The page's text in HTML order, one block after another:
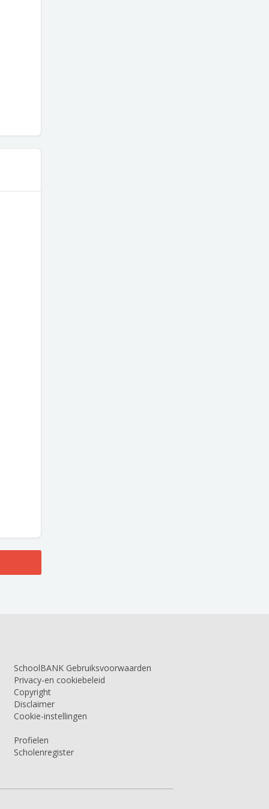
SchoolBANK Gebruiksvoorwaarden
Privacy-en cookiebeleid
Copyright
Disclaimer
Cookie-instellingen
Profielen
Scholenregister